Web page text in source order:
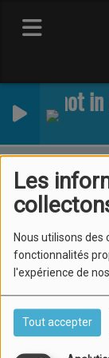
Les
Nous utilisons des
fonctionnalités
l'expérience de
Tout accepter
IÂ´m not in
10 CC
Le
et
avec la